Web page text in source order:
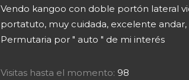
Vendo kangoo con doble portón lateral
portatuto, muy cuidada, excelente
Permutaria por " auto " de mi interés
Visitas hasta el momento: 98